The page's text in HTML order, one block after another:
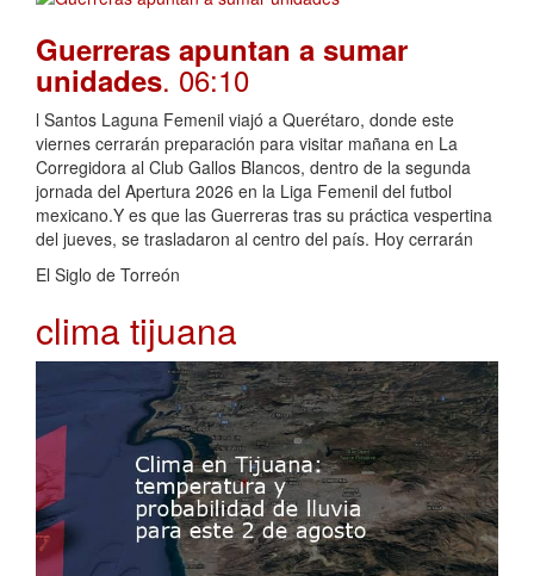
Guerreras apuntan a sumar
unidades. 06:10
l Santos Laguna Femenil viajó a Querétaro, donde este
viernes cerrarán preparación para visitar mañana en La
Corregidora al Club Gallos Blancos, dentro de la segunda
jornada del Apertura 2026 en la Liga Femenil del futbol
mexicano.Y es que las Guerreras tras su práctica vespertina
del jueves, se trasladaron al centro del país. Hoy cerrarán
El Siglo de Torreón
clima tijuana